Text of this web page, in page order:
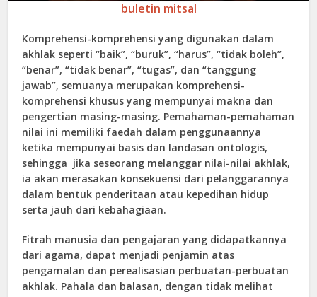
buletin mitsal
Komprehensi-komprehensi yang digunakan dalam
akhlak seperti “baik”, “buruk”, “harus”, “tidak boleh”,
“benar”, “tidak benar”, “tugas”, dan “tanggung
jawab”, semuanya merupakan komprehensi-
komprehensi khusus yang mempunyai makna dan
pengertian masing-masing. Pemahaman-pemahaman
nilai ini memiliki faedah dalam penggunaannya
ketika mempunyai basis dan landasan ontologis,
sehingga jika seseorang melanggar nilai-nilai akhlak,
ia akan merasakan konsekuensi dari pelanggarannya
dalam bentuk penderitaan atau kepedihan hidup
serta jauh dari kebahagiaan.
Fitrah manusia dan pengajaran yang didapatkannya
dari agama, dapat menjadi penjamin atas
pengamalan dan perealisasian perbuatan-perbuatan
akhlak. Pahala dan balasan, dengan tidak melihat